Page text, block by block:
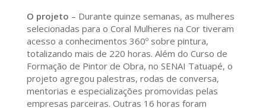
O projeto – Durante quinze semanas, as mulheres
selecionadas para o Coral Mulheres na Cor tiveram
acesso a conhecimentos 360º sobre pintura,
totalizando mais de 220 horas. Além do Curso de
Formação de Pintor de Obra, no SENAI Tatuapé, o
projeto agregou palestras, rodas de conversa,
mentorias e especializações promovidas pelas
empresas parceiras. Outras 16 horas foram